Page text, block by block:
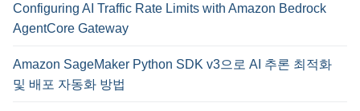
Configuring AI Traffic Rate Limits with Amazon Bedrock
AgentCore Gateway
Amazon SageMaker Python SDK v3으로 AI 추론 최적화
및 배포 자동화 방법